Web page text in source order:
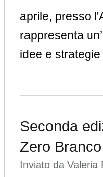
aprile, presso
rappresenta
idee e
Seconda
Zero Branco
Inviato da Valeria